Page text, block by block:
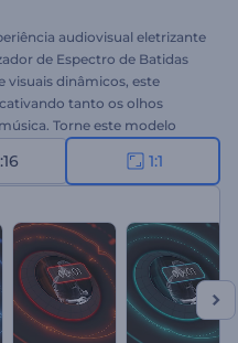
audiovisual eletrizante
de Espectro de Batidas
visuais dinâmicos, este
tanto os olhos
Torne este modelo
da música e do artista,
escolhendo entre as opções
para videoclipes,
música nas redes sociais,
suas faixas. Comece
1:1